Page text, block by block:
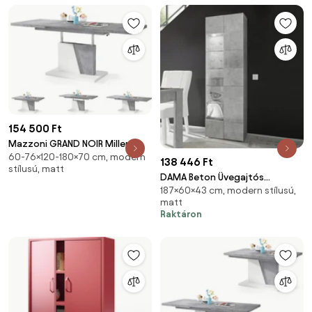
154 500 Ft
Mazzoni GRAND NOIR Millenium
Beton/Fehér Matt - MODERN
DOHÁNYZÓASZTAL
60-76×120-180×70 cm, modern
stílusú, matt
138 446 Ft
DAMA Beton Üvegajtós
szekrény 1 ajtós
187×60×43 cm, modern stílusú,
matt
Raktáron